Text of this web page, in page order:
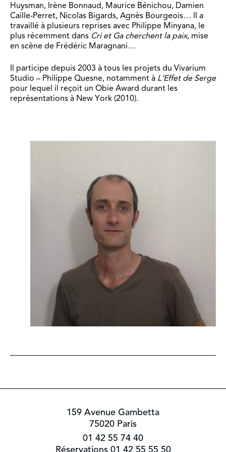
Huysman, Irène Bonnaud, Maurice Bénichou, Damien
Caille-Perret, Nicolas Bigards, Agnès Bourgeois… Il a
travaillé à plusieurs reprises avec Philippe Minyana, le
plus récemment dans Cri et Ga cherchent la paix, mise
en scène de Frédéric Maragnani…
Il participe depuis 2003 à tous les projets du Vivarium
Studio – Philippe Quesne, notamment à L’Effet de Serge
pour lequel il reçoit un Obie Award durant les
représentations à New York (2010).
159 Avenue Gambetta
75020 Paris
01 42 55 74 40
Réservations 01 42 55 55 50